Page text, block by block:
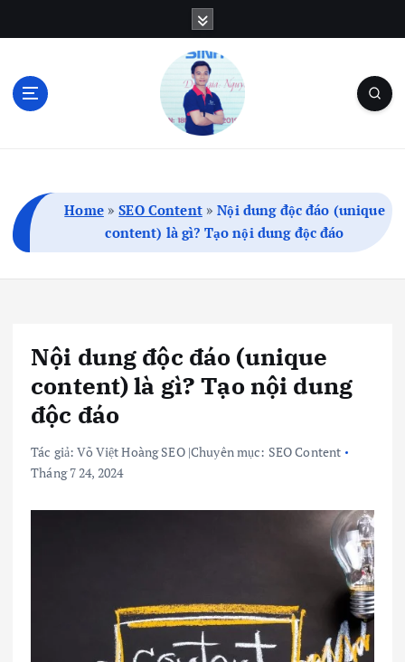
Home»SEO Content»Nội dung độc đáo (unique
content) là gì? Tạo nội dung độc đáo
Nội dung độc đáo (unique
content) là gì? Tạo nội dung
độc đáo
Tác giả:Võ Việt Hoàng SEO|Chuyên mục: SEO Content
Tháng 7 24, 2024